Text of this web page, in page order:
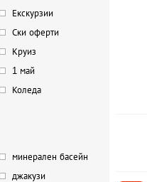
Екскурзии
Ски оферти
Круиз
1 май
Коледа
минерален басейн
джакузи